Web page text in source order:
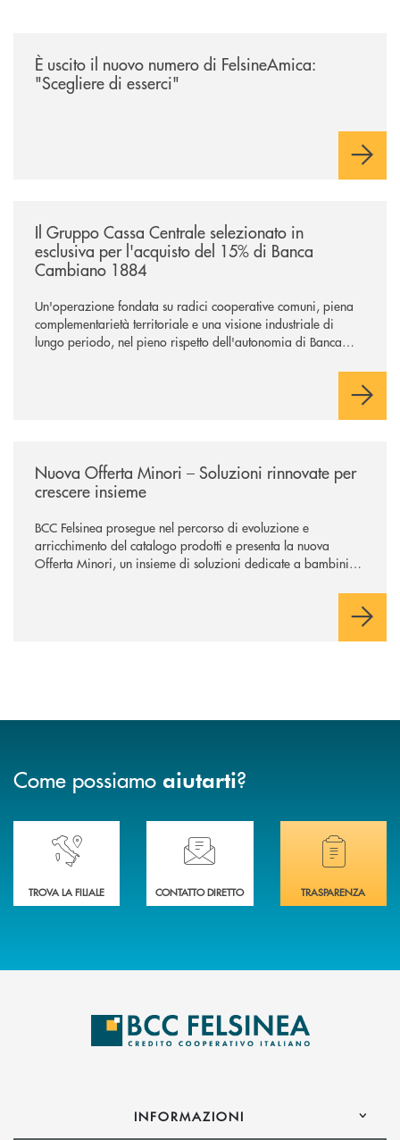
È uscito il nuovo numero di FelsineAmica:
"Scegliere di esserci"
Il Gruppo Cassa Centrale selezionato in
esclusiva per l'acquisto del 15% di Banca
Cambiano 1884
Un'operazione fondata su radici cooperative comuni, piena
complementarietà territoriale e una visione industriale di
lungo periodo, nel pieno rispetto dell'autonomia di Banca
negoziazione esclusiva per la finalizzazione dell’operazione.
Nuova Offerta Minori – Soluzioni rinnovate per
crescere insieme
BCC Felsinea prosegue nel percorso di evoluzione e
arricchimento del catalogo prodotti e presenta la nuova
Offerta Minori, un insieme di soluzioni dedicate a bambini e
sviluppo di una relazione consapevole con il denaro, sempre
Come possiamo aiutarti?
Accedi all' elenco completo delle nostre&nbsp; filiali .
TROVA LA FILIALE
Ti serve assistenza immediata? Contattaci!
CONTATTO DIRETTO
Hai bisogno di
TRASPARENZA
INFORMAZIONI